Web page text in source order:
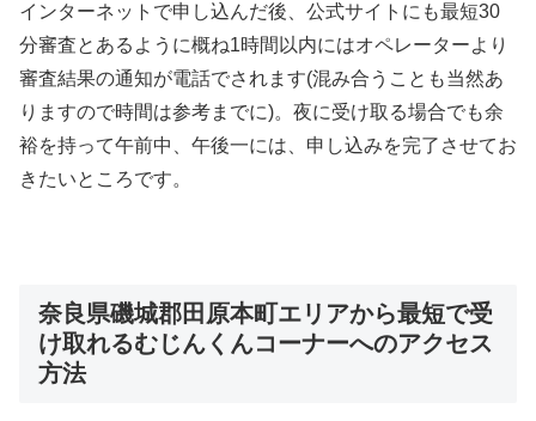
インターネットで申し込んだ後、公式サイトにも最短30
分審査とあるように概ね1時間以内にはオペレーターより
審査結果の通知が電話でされます(混み合うことも当然あ
りますので時間は参考までに)。夜に受け取る場合でも余
裕を持って午前中、午後一には、申し込みを完了させてお
きたいところです。
奈良県磯城郡田原本町エリアから最短で受
け取れるむじんくんコーナーへのアクセス
方法